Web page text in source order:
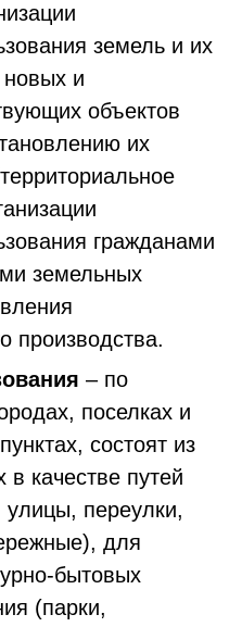
земель и их
и
объектов
их
гражданами
земельных
производства.
– по
поселках и
состоят из
качестве путей
переулки,
для
бытовых
(парки,